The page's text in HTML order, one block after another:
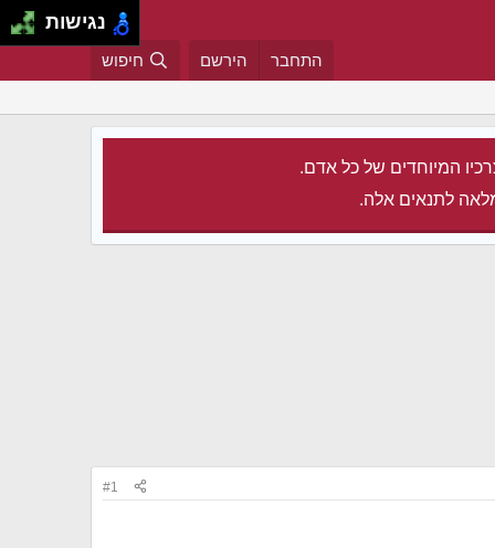
התחבר הירשם חיפוש
המיוחדים של כל אדם.
לתנאים אלה.
#1
נגישות